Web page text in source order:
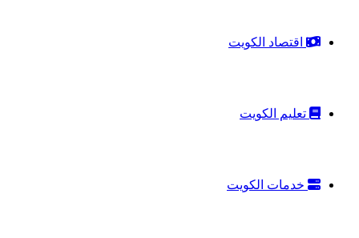
اقتصاد الكويت
تعليم الكويت
خدمات الكويت